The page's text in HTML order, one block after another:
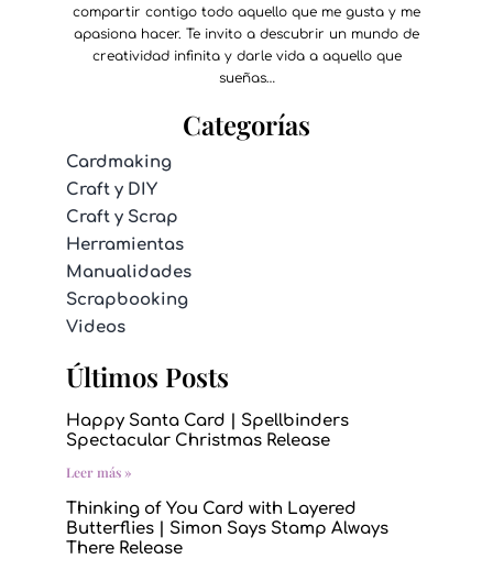
compartir contigo todo aquello que me gusta y me
apasiona hacer. Te invito a descubrir un mundo de
creatividad infinita y darle vida a aquello que
sueñas…
Categorías
Cardmaking
Craft y DIY
Craft y Scrap
Herramientas
Manualidades
Scrapbooking
Videos
Últimos Posts
Happy Santa Card | Spellbinders
Spectacular Christmas Release
Leer más »
Thinking of You Card with Layered
Butterflies | Simon Says Stamp Always
There Release